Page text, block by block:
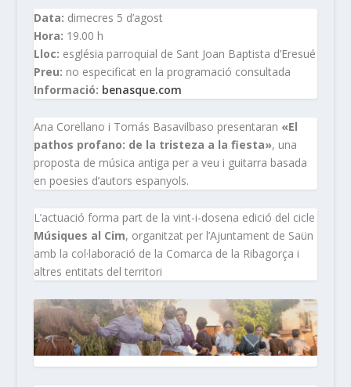
Data: dimecres 5 d’agost
Hora: 19.00 h
Lloc: església parroquial de Sant Joan Baptista d’Eresué
Preu: no especificat en la programació consultada
Informació: benasque.com
Ana Corellano i Tomás Basavilbaso presentaran «El
pathos profano: de la tristeza a la fiesta», una
proposta de música antiga per a veu i guitarra basada
en poesies d’autors espanyols.
L’actuació forma part de la vint-i-dosena edició del cicle
Músiques al Cim, organitzat per l’Ajuntament de Saün
amb la col·laboració de la Comarca de la Ribagorça i
altres entitats del territori